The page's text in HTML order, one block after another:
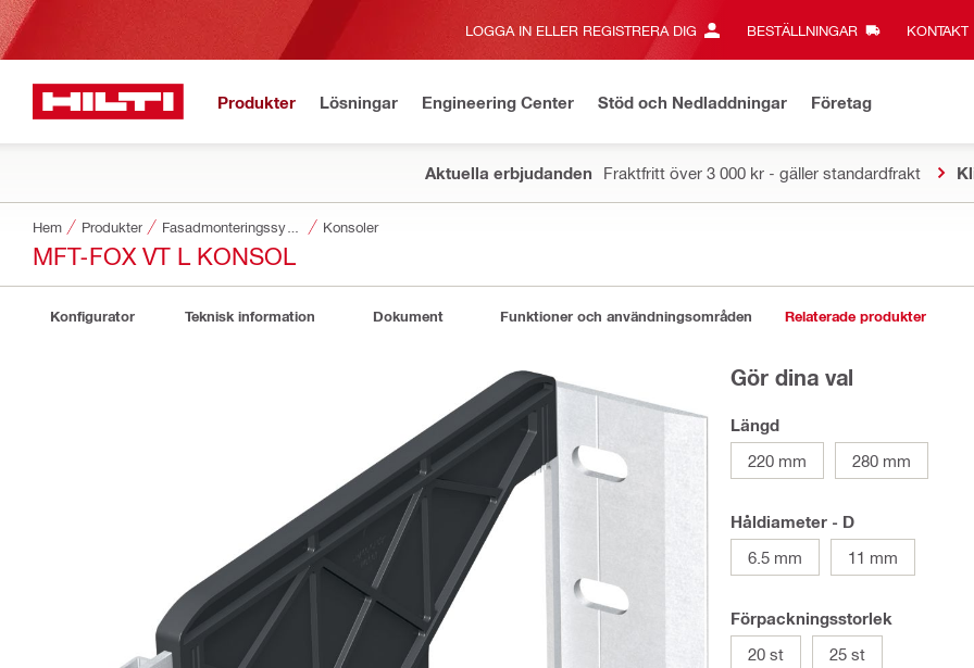
LOGGA IN ELLER REGISTRERA DIG BESTÄLLNINGAR KONTAKT‎
Produkter Lösningar Engineering Center Stöd och Nedladdningar Företag
Aktuella erbjudanden Fraktfritt över 3 000 kr - gäller standardfrakt
Hem Produkter Konsoler
MFT-FOX VT L KONSOL
Konfigurator Teknisk information Dokument Funktioner och användningsområden Relaterade produkter
Gör dina val
Längd
220 mm
280 mm
Håldiameter - D
6.5 mm
11 mm
Förpackningsstorlek
20 st
25 st